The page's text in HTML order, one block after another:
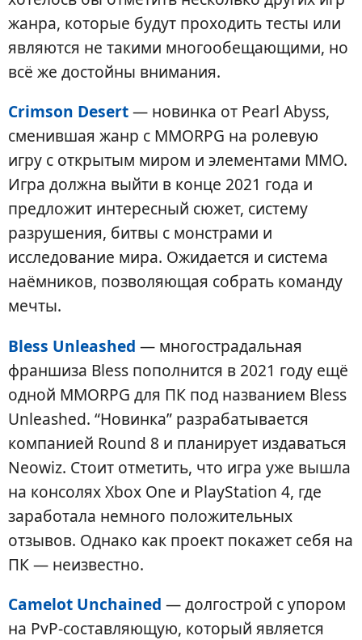
жанра, которые будут проходить тесты или
являются не такими многообещающими, но
всё же достойны внимания.
Crimson Desert— новинка от Pearl Abyss,
сменившая жанр с MMORPG на ролевую
игру с открытым миром и элементами MMO.
Игра должна выйти в конце 2021 года и
предложит интересный сюжет, систему
разрушения, битвы с монстрами и
исследование мира. Ожидается и система
наёмников, позволяющая собрать команду
мечты.
Bless Unleashed — многострадальная
франшиза Bless пополнится в 2021 году ещё
одной MMORPG для ПК под названием Bless
Unleashed. “Новинка” разрабатывается
компанией Round 8 и планирует издаваться
Neowiz. Стоит отметить, что игра уже вышла
на консолях Xbox One и PlayStation 4, где
заработала немного положительных
отзывов. Однако как проект покажет себя на
ПК — неизвестно.
Camelot Unchained — долгострой с упором
на PvP-составляющую, который является